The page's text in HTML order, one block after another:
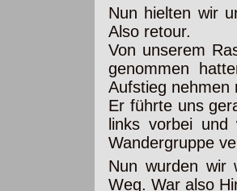
Nun hielten wir
Also retour.
Von unserem
genommen
Aufstieg nehmen
Er führte uns
links vorbei
Wandergruppe
Nun wurden wir
Weg. War also